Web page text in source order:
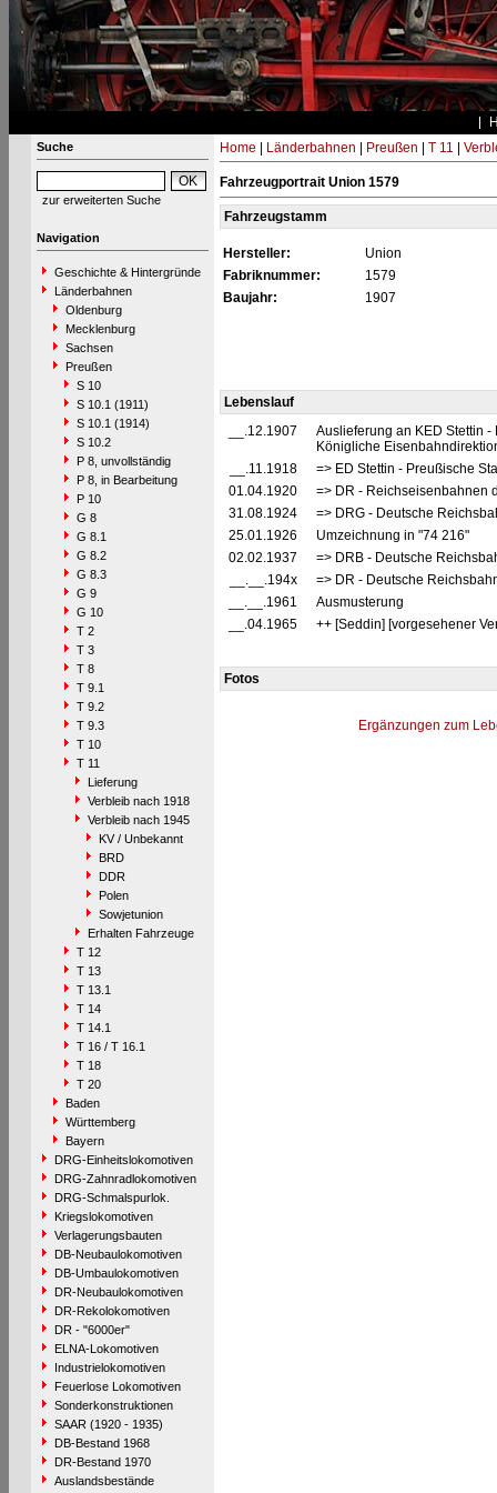
Suche
zur erweiterten Suche
Navigation
Geschichte & Hintergründe
Länderbahnen
Oldenburg
Mecklenburg
Sachsen
Preußen
S 10
S 10.1 (1911)
S 10.1 (1914)
S 10.2
P 8, unvollständig
P 8, in Bearbeitung
P 10
G 8
G 8.1
G 8.2
G 8.3
G 9
G 10
T 2
T 3
T 8
T 9.1
T 9.2
T 9.3
T 10
T 11
Lieferung
Verbleib nach 1918
Verbleib nach 1945
KV / Unbekannt
BRD
DDR
Polen
Sowjetunion
Erhalten Fahrzeuge
T 12
T 13
T 13.1
T 14
T 14.1
T 16 / T 16.1
T 18
T 20
Baden
Württemberg
Bayern
DRG-Einheitslokomotiven
DRG-Zahnradlokomotiven
DRG-Schmalspurlok.
Kriegslokomotiven
Verlagerungsbauten
DB-Neubaulokomotiven
DB-Umbaulokomotiven
DR-Neubaulokomotiven
DR-Rekolokomotiven
DR - "6000er"
ELNA-Lokomotiven
Industrielokomotiven
Feuerlose Lokomotiven
Sonderkonstruktionen
SAAR (1920 - 1935)
DB-Bestand 1968
DR-Bestand 1970
Auslandsbestände
Home Länderbahnen Preußen T 11
Fahrzeugportrait Union 1579
Fahrzeugstamm
Hersteller:
Union
Fabriknummer:
1579
Baujahr:
1907
Lebenslauf
__.12.1907
Auslieferung an KED Stettin
Königliche
__.11.1918
=> ED Stettin - Preußische
01.04.1920
=> DR - Reichseisenbahnen
31.08.1924
=> DRG - Deutsche
25.01.1926
Umzeichnung in "74 216"
02.02.1937
=> DRB - Deutsche
__.__.194x
=> DR - Deutsche
__.__.1961
Ausmusterung
__.04.1965
++ [Seddin] [vorgesehener
Fotos
Ergänzungen zum